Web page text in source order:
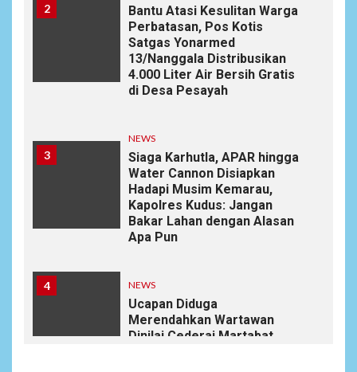
2
Bantu Atasi Kesulitan Warga
Perbatasan, Pos Kotis
Satgas Yonarmed
13/Nanggala Distribusikan
4.000 Liter Air Bersih Gratis
di Desa Pesayah
3
NEWS
Siaga Karhutla, APAR hingga
Water Cannon Disiapkan
Hadapi Musim Kemarau,
Kapolres Kudus: Jangan
Bakar Lahan dengan Alasan
Apa Pun
4 NEWS
Ucapan Diduga
Merendahkan Wartawan
Dinilai Cederai Martabat